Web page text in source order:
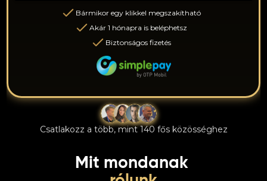
Bármikor egy klikkel megszakítható
Akár 1 hónapra is beléphetsz
Biztonságos fizetés
Csatlakozz a több, mint 140 fős közösséghez
Mit mondanak